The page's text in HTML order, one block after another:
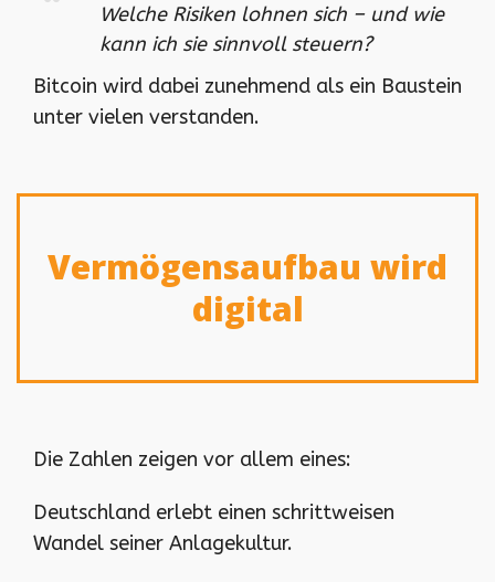
Welche Risiken lohnen sich – und wie
kann ich sie sinnvoll steuern?
Bitcoin wird dabei zunehmend als ein Baustein
unter vielen verstanden.
Vermögensaufbau wird
digital
Die Zahlen zeigen vor allem eines:
Deutschland erlebt einen schrittweisen
Wandel seiner Anlagekultur.